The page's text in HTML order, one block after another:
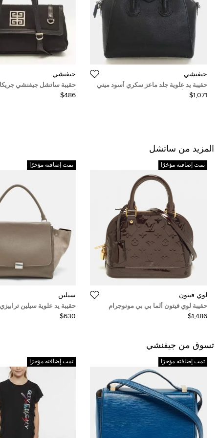
جيفنشي
حقيبة يد علوية جلد ماعز سكري أسود ميني
جيفنشي أنتيغونا
$1,071
جيفنشي
حقيبة ساتشل جيفنشي
أسود ونايلون
$486
المزيد من ساتشل
تمت إضافته مؤخرًا
لوي فيتون
حقيبة لوي فيتون ألما بي بي مونوجرام
فيرني أسود
$1,486
تمت إضافته مؤخرًا
سيلين
حقيبة يد علوية سيلين
الألوان كبيرة سويد
$630
تسوق من جيفنشي
تمت إضافته مؤخرًا تمت إضافته مؤخرًا